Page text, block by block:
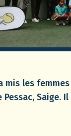
les
Saige.